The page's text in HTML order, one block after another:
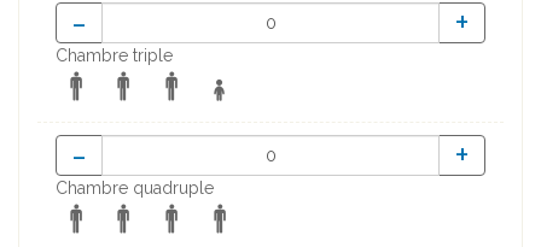
- +
Chambre triple
- +
Chambre quadruple